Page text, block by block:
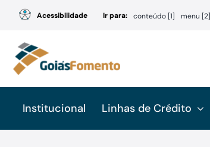
conteúdo
Acessibilidade Ir para: conteúdo [1] menu [2]
Institucional Linhas de Crédito